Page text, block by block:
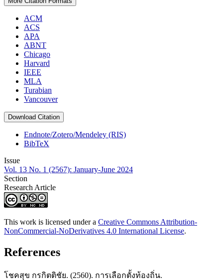
ACM
ACS
APA
ABNT
Chicago
Harvard
IEEE
MLA
Turabian
Vancouver
Download Citation
Endnote/Zotero/Mendeley (RIS)
BibTeX
Issue
Vol. 13 No. 1 (2567): January-June 2024
Section
Research Article
This work is licensed under a Creative Commons Attribution-
NonCommercial-NoDerivatives 4.0 International License.
References
โชคสุข กรกิตติชัย. (2560). การเลือกตั้งท้องถิ่น.